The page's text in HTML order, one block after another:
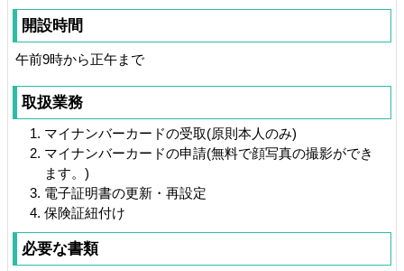
開設時間
午前9時から正午まで
取扱業務
マイナンバーカードの受取(原則本人のみ)
マイナンバーカードの申請(無料で顔写真の撮影ができ
ます。)
電子証明書の更新・再設定
保険証紐付け
必要な書類